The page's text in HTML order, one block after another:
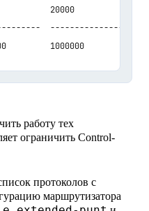
20000
-----------------
работу тех
ограничить Control-
протоколов с
маршрутизатора